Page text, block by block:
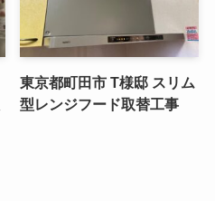
東京都町田市 T様邸 スリム
型レンジフード取替工事